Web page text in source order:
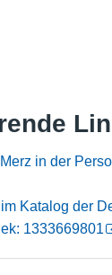
in der
Katalog der
1333669801